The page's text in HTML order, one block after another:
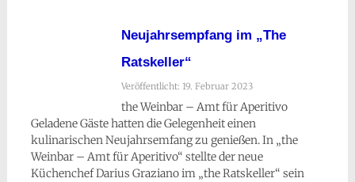
Neujahrsempfang im „The
Ratskeller“
Veröffentlicht: 19. Februar 2023
the Weinbar – Amt für Aperitivo
Geladene Gäste hatten die Gelegenheit einen
kulinarischen Neujahrsemfang zu genießen. In „the
Weinbar – Amt für Aperitivo“ stellte der neue
Küchenchef Darius Graziano im „the Ratskeller“ sein